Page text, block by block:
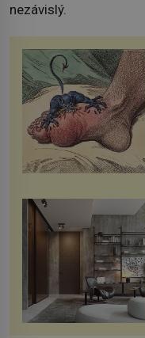
nezávislý.